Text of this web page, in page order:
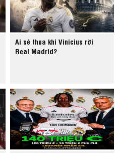
Ai sẽ thua khi Vinicius rời
Real Madrid?